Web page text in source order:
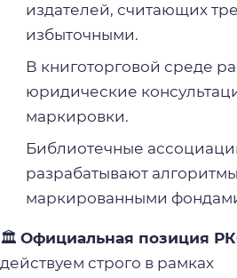
издателей, считающих
избыточными.
В книготорговой среде
юридические
маркировки.
Библиотечные
разрабатывают
маркированными
🏛️ Официальная позиция
действуем строго в рамках